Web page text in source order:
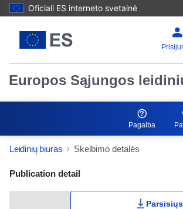
Oficiali ES interneto svetainė
Europos Sąjungos
Pagalba
Leidinių biuras Skelbimo detalės
Publication Detail Actions
Publication detail